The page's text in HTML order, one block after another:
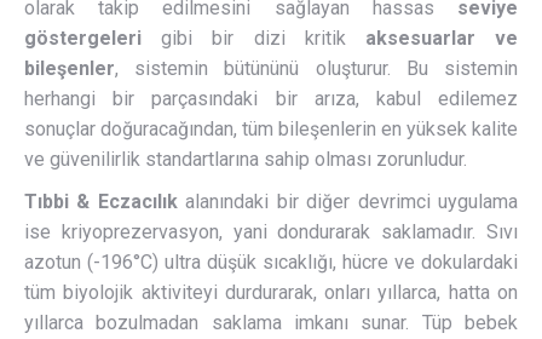
olarak takip edilmesini sağlayan hassas seviye
göstergeleri gibi bir dizi kritik aksesuarlar ve
bileşenler, sistemin bütününü oluşturur. Bu sistemin
herhangi bir parçasındaki bir arıza, kabul edilemez
sonuçlar doğuracağından, tüm bileşenlerin en yüksek kalite
ve güvenilirlik standartlarına sahip olması zorunludur.
Tıbbi & Eczacılıkalanındaki bir diğer devrimci uygulama
ise kriyoprezervasyon, yani dondurarak saklamadır. Sıvı
azotun (-196°C) ultra düşük sıcaklığı, hücre ve dokulardaki
tüm biyolojik aktiviteyi durdurarak, onları yıllarca, hatta on
yıllarca bozulmadan saklama imkanı sunar. Tüp bebek